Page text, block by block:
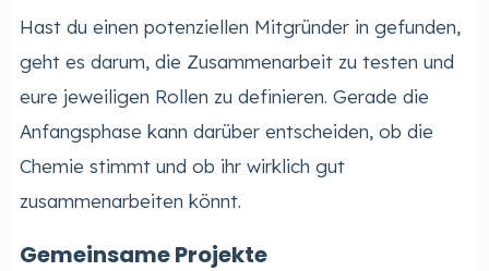
Hast du einen potenziellen Mitgründer in gefunden,
geht es darum, die Zusammenarbeit zu testen und
eure jeweiligen Rollen zu definieren. Gerade die
Anfangsphase kann darüber entscheiden, ob die
Chemie stimmt und ob ihr wirklich gut
zusammenarbeiten könnt.
Gemeinsame Projekte